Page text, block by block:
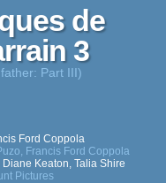
de
3
Part III)
Ford Coppola
, Francis Ford Coppola
Diane Keaton, Talia Shire
Pictures